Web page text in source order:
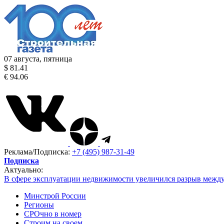
07 августа, пятница
$ 81.41
€ 94.06
Реклама/Подписка: +7 (495) 987-31-49
Подписка
Актуально:
В сфере эксплуатации недвижимости увеличился разрыв
Минстрой России
Регионы
СРОчно в номер